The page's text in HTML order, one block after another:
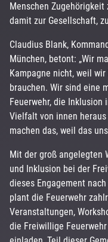
Menschen
damit zur Gesellschaft,
Claudius Blank,
München, betont: „Wir
Kampagne nicht, weil wir
brauchen. Wir sind eine
Feuerwehr, die Inklusion
Vielfalt von innen
machen das, weil das
Mit der groß angelegten
und Inklusion bei der
dieses Engagement
plant die Feuerwehr
Veranstaltungen,
die Freiwillige